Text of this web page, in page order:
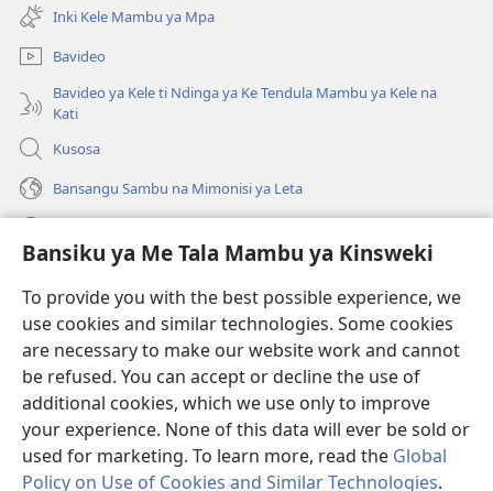
Bansiku ya Me Tala Mambu ya Kinsweki
To provide you with the best possible experience, we
use cookies and similar technologies. Some cookies
are necessary to make our website work and cannot
be refused. You can accept or decline the use of
additional cookies, which we use only to improve
your experience. None of this data will ever be sold or
used for marketing. To learn more, read the Global
Policy on Use of Cookies and Similar Technologies.
ya
mpa)
kangula
lutiti
ya
mpa)
Inki Kele Mambu ya Mpa
Bavideo
Bavideo ya Kele ti Ndinga ya Ke Tendula Mambu ya Kele na
Kati
Kusosa
Bansangu Sambu na Mimonisi ya Leta
(ke
kangula
lutiti
ya
mpa)
Watchtower BIBLIOTEKE NA INTERNET
(ke
kangula
lutiti
mpa)
JW Hub ®
(ke
kangula
lutiti
ya